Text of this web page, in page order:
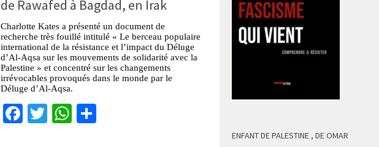
de Rawafed à Bagdad, en Irak
Charlotte Kates a présenté un document de
recherche très fouillé intitulé « Le berceau populaire
international de la résistance et l’impact du Déluge
d’Al-Aqsa sur les mouvements de solidarité avec la
Palestine » et concentré sur les changements
irrévocables provoqués dans le monde par le
Déluge d’Al-Aqsa.
Facebook
TwitterWhatsApp
ENFANT DE PALESTINE , DE OMAR